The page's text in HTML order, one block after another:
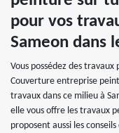
pour vos
Sameon dans
Vous possédez des travaux
Couverture entreprise
travaux dans ce milieu à
elle vous offre les travaux
proposent aussi les